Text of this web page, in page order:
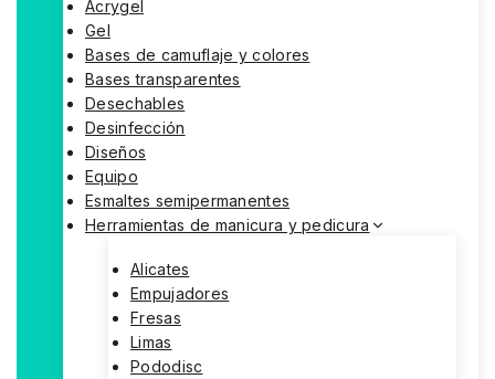
Acrygel
Gel
Bases de camuflaje y colores
Bases transparentes
Desechables
Desinfección
Diseños
Equipo
Esmaltes semipermanentes
Herramientas de manicura y pedicura
Alicates
Empujadores
Fresas
Limas
Pododisc